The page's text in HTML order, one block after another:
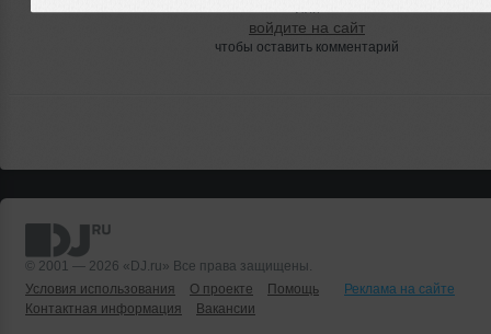
Или
войдите на сайт
чтобы оставить комментарий
© 2001 — 2026 «DJ.ru» Все права защищены.
Условия использования
О проекте Помощь
Реклама на сайте
Контактная информация
Вакансии